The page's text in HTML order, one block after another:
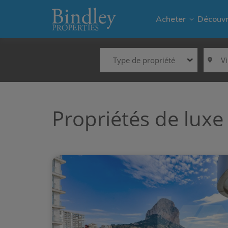
Acheter
Villas dansEl
Type de propriété
Propriétés de